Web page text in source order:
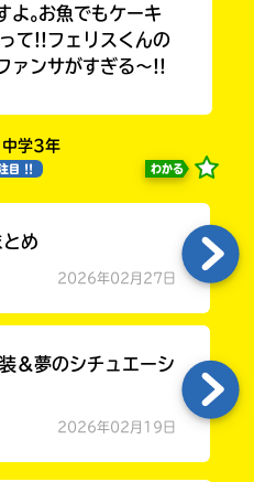
よ｡お魚でもケーキ
って!!フェリスくんの
ァンサがすぎる〜!!
中学3年
目 !! わかる
め
2026年02月27日
＆夢のシチュエーシ
2026年02月19日